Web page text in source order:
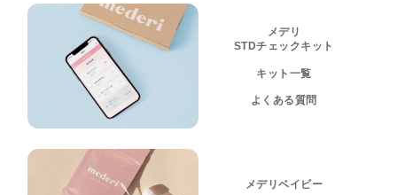
メデリ
STDチェックキット
キット一覧
よくある質問
メデリベイビー